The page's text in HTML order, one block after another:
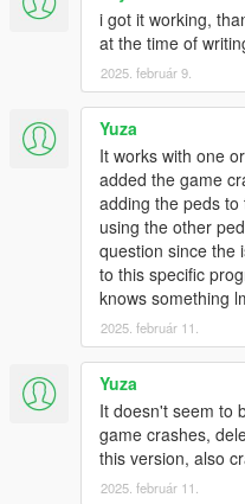
i got it working,
at the time of
2025. február 9.
Yuza
It works with one
added the game
adding the peds
using the other
question since the
to this specific
knows something
2025. február 11.
Yuza
It doesn't seem to
game crashes,
this version, also
2025. február 11.